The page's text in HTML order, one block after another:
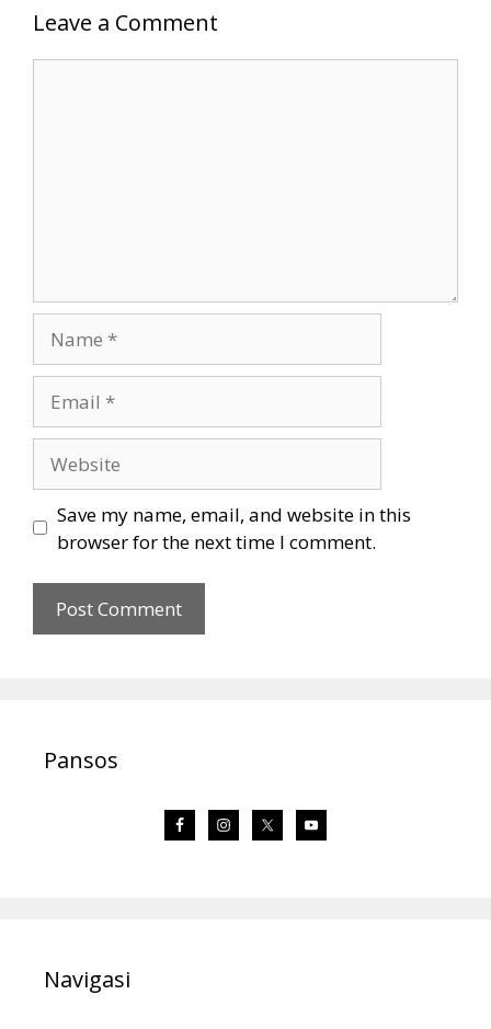
Leave a Comment
Save my name, email, and website in this
browser for the next time I comment.
Pansos
Navigasi